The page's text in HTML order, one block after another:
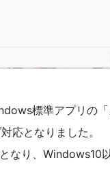
標準アプリの「
応となりました。
なり、Windows10